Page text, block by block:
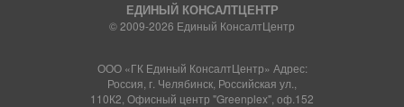
ЕДИНЫЙ КОНСАЛТЦЕНТР
© 2009-2026 Единый КонсалтЦентр
ООО «ГК Единый КонсалтЦентр» Адрес:
Россия, г. Челябинск, Российская ул.,
110К2, Офисный центр "Greenplex", оф.152